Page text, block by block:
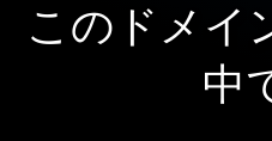
このドメイ
中